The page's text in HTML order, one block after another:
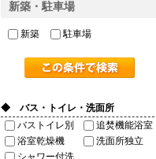
新築・駐車場
新築 駐車場
◆ バス・トイレ・洗面所
バストイレ別
追焚機能浴室
浴室乾燥機
洗面所独立
シャワー付洗